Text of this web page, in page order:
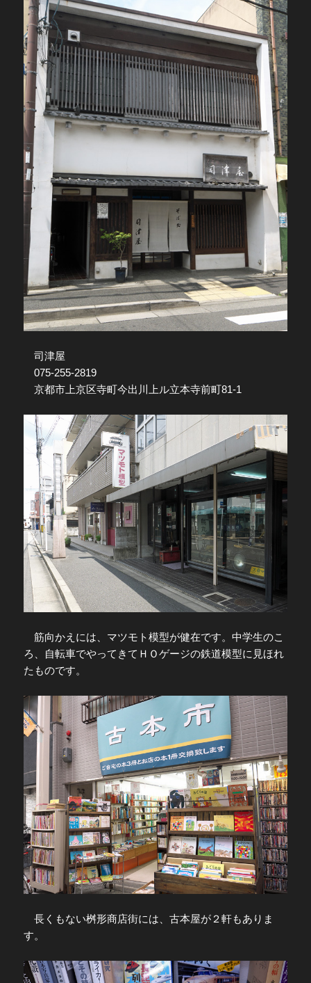
司津屋
075-255-2819
京都市上京区寺町今出川上ル立本寺前町81-1
筋向かえには、マツモト模型が健在です。中学生のこ
ろ、自転車でやってきてＨＯゲージの鉄道模型に見ほれ
たものです。
長くもない桝形商店街には、古本屋が２軒もありま
す。